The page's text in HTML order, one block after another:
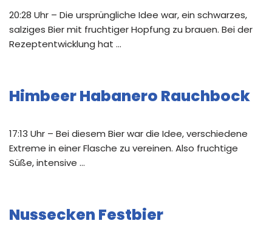
20:28 Uhr – Die ursprüngliche Idee war, ein schwarzes,
salziges Bier mit fruchtiger Hopfung zu brauen. Bei der
Rezeptentwicklung hat …
Himbeer Habanero Rauchbock
17:13 Uhr – Bei diesem Bier war die Idee, verschiedene
Extreme in einer Flasche zu vereinen. Also fruchtige
Süße, intensive …
Nussecken Festbier